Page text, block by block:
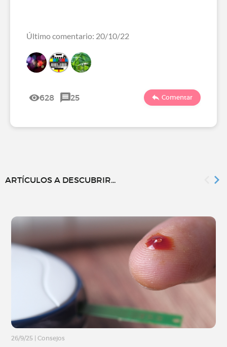
Último comentario: 20/10/22
628 25 Comentar
ARTÍCULOS A DESCUBRIR...
26/9/25 Consejos